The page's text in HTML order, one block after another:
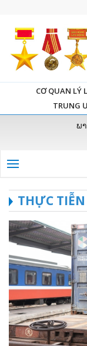
CƠ QUAN LÝ
TRUNG
ພ
THỰC